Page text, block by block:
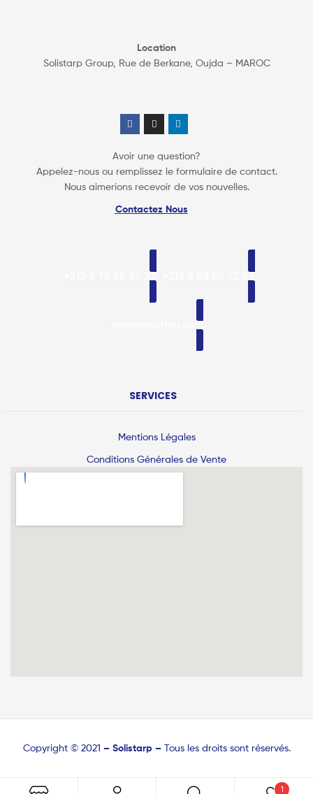
Location
Solistarp Group, Rue de Berkane, Oujda – MAROC
Avoir une question?
Appelez-nous ou remplissez le formulaire de contact.
Nous aimerions recevoir de vos nouvelles.
Contactez Nous
+212 6 70 85 97 32 +212 8 08 56 72 57
info@solistrap.com
SERVICES
Mentions Légales
Conditions Générales de Vente
Copyright © 2021 – Solistarp –Tous les droits sont réservés.
1